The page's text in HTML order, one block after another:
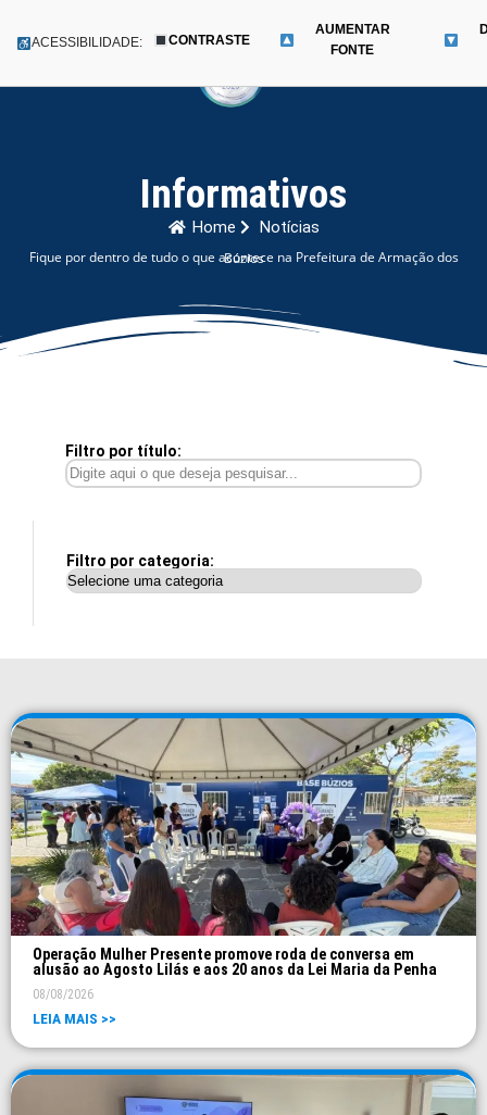
para
Menu
ACESSIBILIDADE: CONTRASTE
AUMENTAR
FONTE
Informativos
Home Notícias
Fique por dentro de tudo o que acontece na Prefeitura de Armação dos Búzios
Filtro por título:
Filtro por categoria:
Operação Mulher Presente promove roda de conversa em
alusão ao Agosto Lilás e aos 20 anos da Lei Maria da Penha
08/08/2026
LEIA MAIS >>